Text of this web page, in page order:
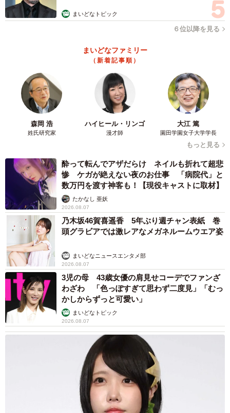
まいどなトピック
６位以降を見る
まいどなファミリー
（新着記事順）
森岡 浩
姓氏研究家
ハイヒール・リンゴ
漫才師
大江 篤
園田学園女子大学学長
もっと見る
酔って転んでアザだらけ ネイルも折れて超悲
惨 ケガが絶えない夜のお仕事 「病院代」と
数万円を渡す神客も！【現役キャストに取材】
たかなし 亜妖
2026.08.07
乃木坂46賀喜遥香 5年ぶり週チャン表紙 巻
頭グラビアでは激レアなメガネルームウエア姿
まいどなニュースエンタメ部
2026.08.07
3児の母 43歳女優の肩見せコーデでファンざ
わざわ 「色っぽすぎて思わず二度見」「むっ
かしからずっと可愛い」
まいどなトピック
2026.08.07